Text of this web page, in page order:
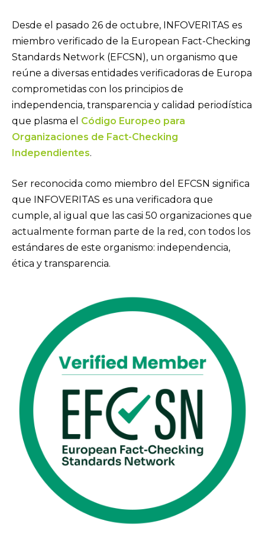
Desde el pasado 26 de octubre, INFOVERITAS es
miembro verificado de la European Fact-Checking
Standards Network (EFCSN), un organismo que
reúne a diversas entidades verificadoras de Europa
comprometidas con los principios de
independencia, transparencia y calidad periodística
que plasma el Código Europeo para
Organizaciones de Fact-Checking
Independientes.
Ser reconocida como miembro del EFCSN significa
que INFOVERITAS es una verificadora que
cumple, al igual que las casi 50 organizaciones que
actualmente forman parte de la red, con todos los
estándares de este organismo: independencia,
ética y transparencia.